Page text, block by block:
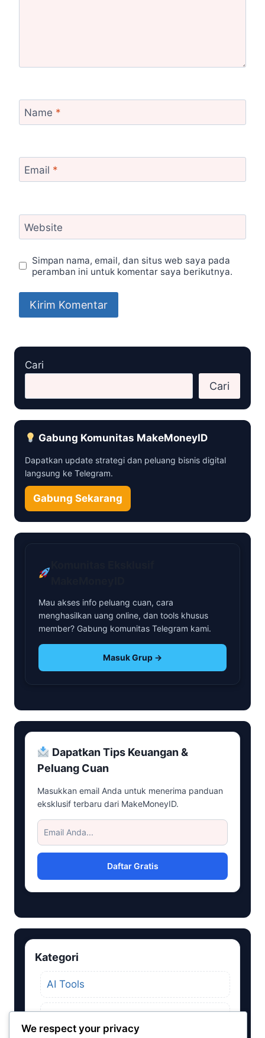
Name *
Email *
Website
Simpan nama, email, dan situs web saya pada
peramban ini untuk komentar saya berikutnya.
Cari
Cari
Gabung Komunitas MakeMoneyID
Dapatkan update strategi dan peluang bisnis digital
langsung ke Telegram.
Gabung Sekarang
Mau akses info peluang cuan, cara
menghasilkan uang online, dan tools khusus
member? Gabung komunitas Telegram kami.
Masuk Grup →
Dapatkan Tips Keuangan &
Peluang Cuan
Masukkan email Anda untuk menerima panduan
eksklusif terbaru dari MakeMoneyID.
Daftar Gratis
Kategori
AI Tools
Aplikasi Penghasil Uang
We respect your privacy